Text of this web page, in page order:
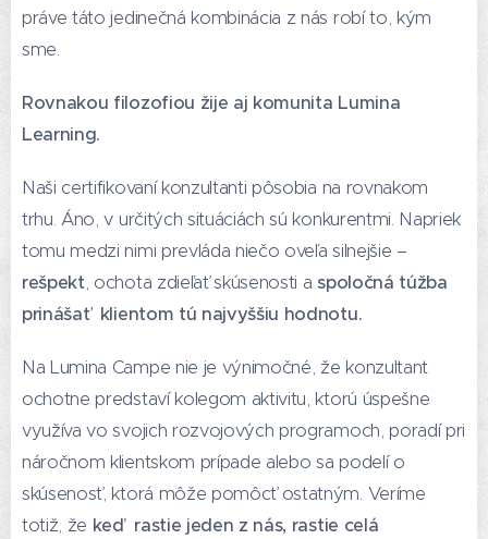
práve táto jedinečná kombinácia z nás robí to, kým
sme.
Rovnakou filozofiou žije aj komunita Lumina
Learning.
Naši certifikovaní konzultanti pôsobia na rovnakom
trhu. Áno, v určitých situáciách sú konkurentmi. Napriek
tomu medzi nimi prevláda niečo oveľa silnejšie –
rešpekt, ochota zdieľať skúsenosti aspoločná túžba
prinášať klientom tú najvyššiu hodnotu.
Na Lumina Campe nie je výnimočné, že konzultant
ochotne predstaví kolegom aktivitu, ktorú úspešne
využíva vo svojich rozvojových programoch, poradí pri
náročnom klientskom prípade alebo sa podelí o
skúsenosť, ktorá môže pomôcť ostatným. Veríme
totiž, že keď rastie jeden z nás, rastie celá